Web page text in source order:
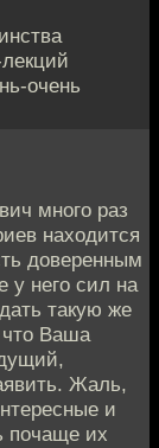
очень
много раз
находится
доверенным
у него сил на
такую же
что Ваша
Жаль,
и
почаще их